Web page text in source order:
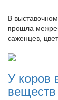
В
прошла
саженцев,
У коров
веществ